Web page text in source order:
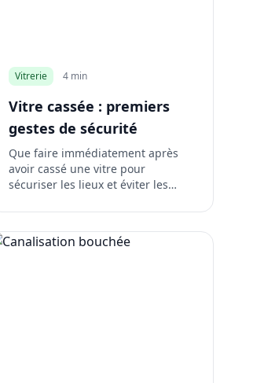
Vitrerie 4 min
Vitre cassée : premiers
gestes de sécurité
Que faire immédiatement après
avoir cassé une vitre pour
sécuriser les lieux et éviter les